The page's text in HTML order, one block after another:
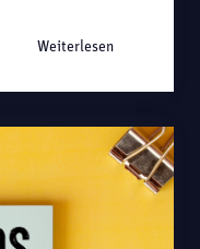
Weiterlesen